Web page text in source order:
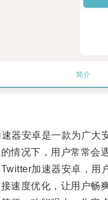
简介
安卓是一款为广大安
况下，用户常常会遇
加速器安卓，用户
度优化，让用户畅爽